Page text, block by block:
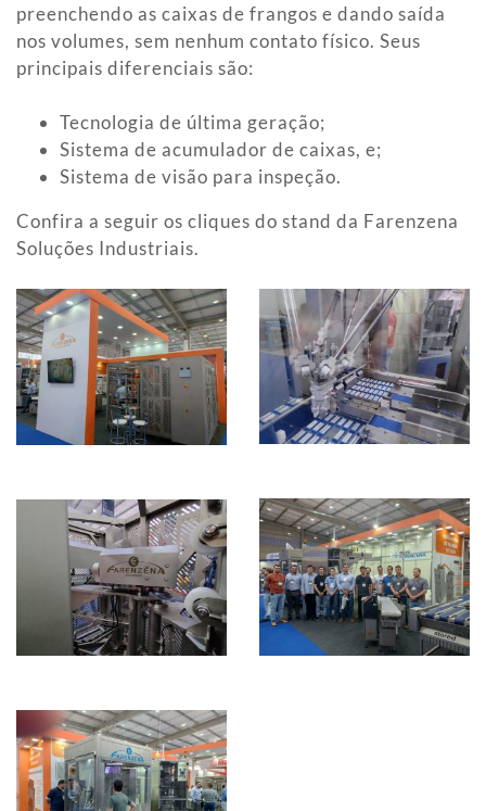
preenchendo as caixas de frangos e dando saída
nos volumes, sem nenhum contato físico. Seus
principais diferenciais são:
Tecnologia de última geração;
Sistema de acumulador de caixas, e;
Sistema de visão para inspeção.
Confira a seguir os cliques do stand da Farenzena
Soluções Industriais.